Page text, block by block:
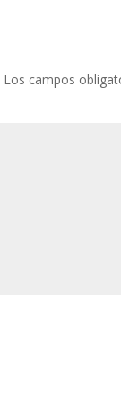
Los campos